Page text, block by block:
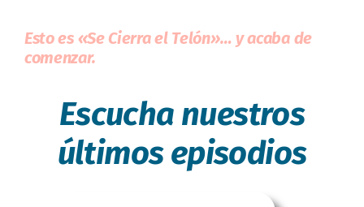
Esto es «Se Cierra el Telón»… y acaba de
comenzar.
Escucha nuestros
últimos episodios